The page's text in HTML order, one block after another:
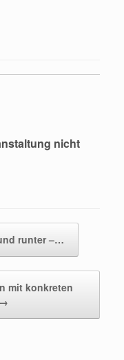
nicht
runter –…
mit konkreten
→